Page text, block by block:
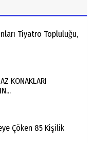
Tiyatro Topluluğu,
KONAKLARI
Çöken 85 Kişilik